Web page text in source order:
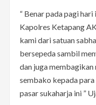
“ Benar pada pagi
Kapolres Ketapang
kami dari satuan
bersepeda sambil
dan juga
sembako kepada
pasar sukaharja ini ”